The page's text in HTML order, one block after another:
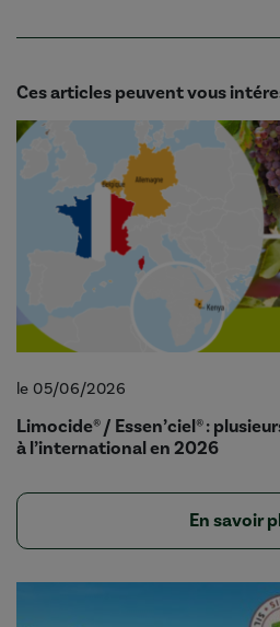
Ces articles peuvent vous
le 05/06/2026
Limocide® / Essen’ciel® :
à l’international en 2026
En savoir